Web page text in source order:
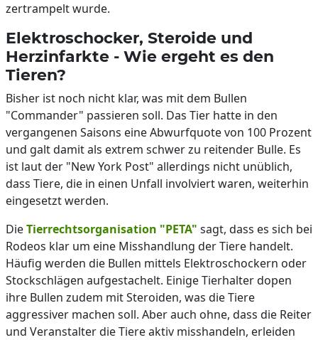
zertrampelt wurde.
Elektroschocker, Steroide und
Herzinfarkte - Wie ergeht es den
Tieren?
Bisher ist noch nicht klar, was mit dem Bullen
"Commander" passieren soll. Das Tier hatte in den
vergangenen Saisons eine Abwurfquote von 100 Prozent
und galt damit als extrem schwer zu reitender Bulle. Es
ist laut der "New York Post" allerdings nicht unüblich,
dass Tiere, die in einen Unfall involviert waren, weiterhin
eingesetzt werden.
DieTierrechtsorganisation "PETA" sagt, dass es sich bei
Rodeos klar um eine Misshandlung der Tiere handelt.
Häufig werden die Bullen mittels Elektroschockern oder
Stockschlägen aufgestachelt. Einige Tierhalter dopen
ihre Bullen zudem mit Steroiden, was die Tiere
aggressiver machen soll. Aber auch ohne, dass die Reiter
und Veranstalter die Tiere aktiv misshandeln, erleiden